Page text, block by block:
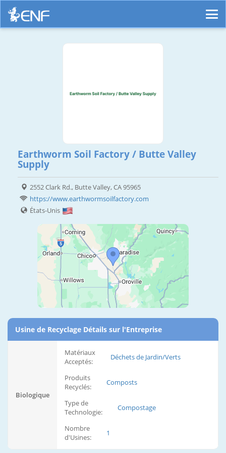
Earthworm Soil Factory / Butte Valley
Supply
2552 Clark Rd., Butte Valley, CA 95965
https://www.earthwormsoilfactory.com
États-Unis
Usine de Recyclage Détails sur l'Entreprise
Biologique
Matériaux
Acceptés:
Déchets de Jardin/Verts
Produits
Recyclés:
Composts
Type de
Technologie:
Compostage
Nombre
d'Usines:
1